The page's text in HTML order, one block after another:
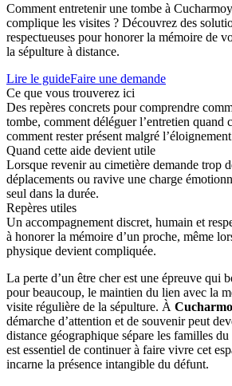
Comment entretenir une tombe à
complique les visites ? Découvrez des
respectueuses pour honorer la mémoire de
la sépulture à distance.
Lire le guideFaire une demande
Ce que vous trouverez ici
Des repères concrets pour comprendre
tombe, comment déléguer l’entretien quand
comment rester présent malgré
Quand cette aide devient utile
Lorsque revenir au cimetière demande trop
déplacements ou ravive une charge
seul dans la durée.
Repères utiles
Un accompagnement discret, humain et
à honorer la mémoire d’un proche, même
physique devient compliquée.
La perte d’un être cher est une épreuve qui
pour beaucoup, le maintien du lien avec la
visite régulière de la sépulture. À
démarche d’attention et de souvenir peut
distance géographique sépare les familles
est essentiel de continuer à faire vivre cet
incarne la présence intangible du défunt.